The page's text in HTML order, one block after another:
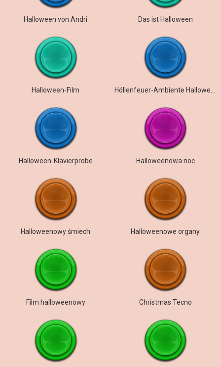
Halloween von Andri Das ist Halloween
Halloween-Film
Halloween-Klavierprobe Halloweenowa noc
Halloweenowy śmiech Halloweenowe organy
Film halloweenowy Christmas Tecno